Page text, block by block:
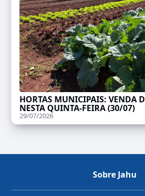
HORTAS MUNICIPAIS: VENDA
NESTA QUINTA-FEIRA (30/07)
29/07/2026
Sobre Jahu